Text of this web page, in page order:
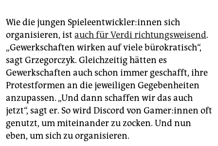
Wie die jungen Spie­le­ent­wick­le­r:in­nen sich
organisieren, ist auch für Verdi richtungsweisend.
„Gewerkschaften wirken auf viele bürokratisch“,
sagt Grzegorczyk. Gleichzeitig hätten es
Gewerkschaften auch schon immer geschafft, ihre
Protestformen an die jeweiligen Gegebenheiten
anzupassen. „Und dann schaffen wir das auch
jetzt“, sagt er. So wird Discord von Game­r:in­nen oft
genutzt, um miteinander zu zocken. Und nun
eben, um sich zu organisieren.